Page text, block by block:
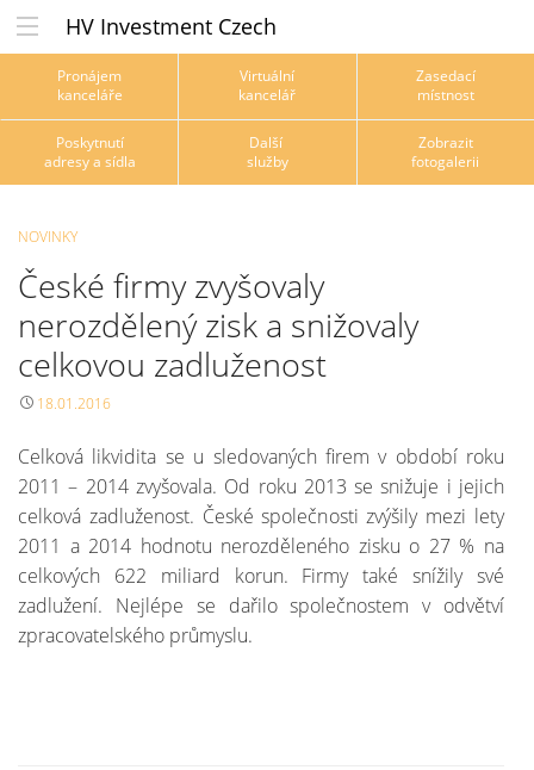
HV Investment Czech
Pronájem
kanceláře
Virtuální
kancelář
Zasedací
místnost
Poskytnutí
adresy a sídla
Další
služby
Zobrazit
fotogalerii
NOVINKY
České firmy zvyšovaly
nerozdělený zisk a snižovaly
celkovou zadluženost
18.01.2016
Celková likvidita se u sledovaných firem v období roku
2011 – 2014 zvyšovala. Od roku 2013 se snižuje i jejich
celková zadluženost. České společnosti zvýšily mezi lety
2011 a 2014 hodnotu nerozděleného zisku o 27 % na
celkových 622 miliard korun. Firmy také snížily své
zadlužení. Nejlépe se dařilo společnostem v odvětví
zpracovatelského průmyslu.